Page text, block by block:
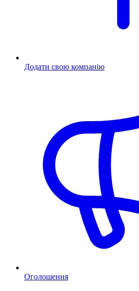
Додати свою компанію
Оголошення